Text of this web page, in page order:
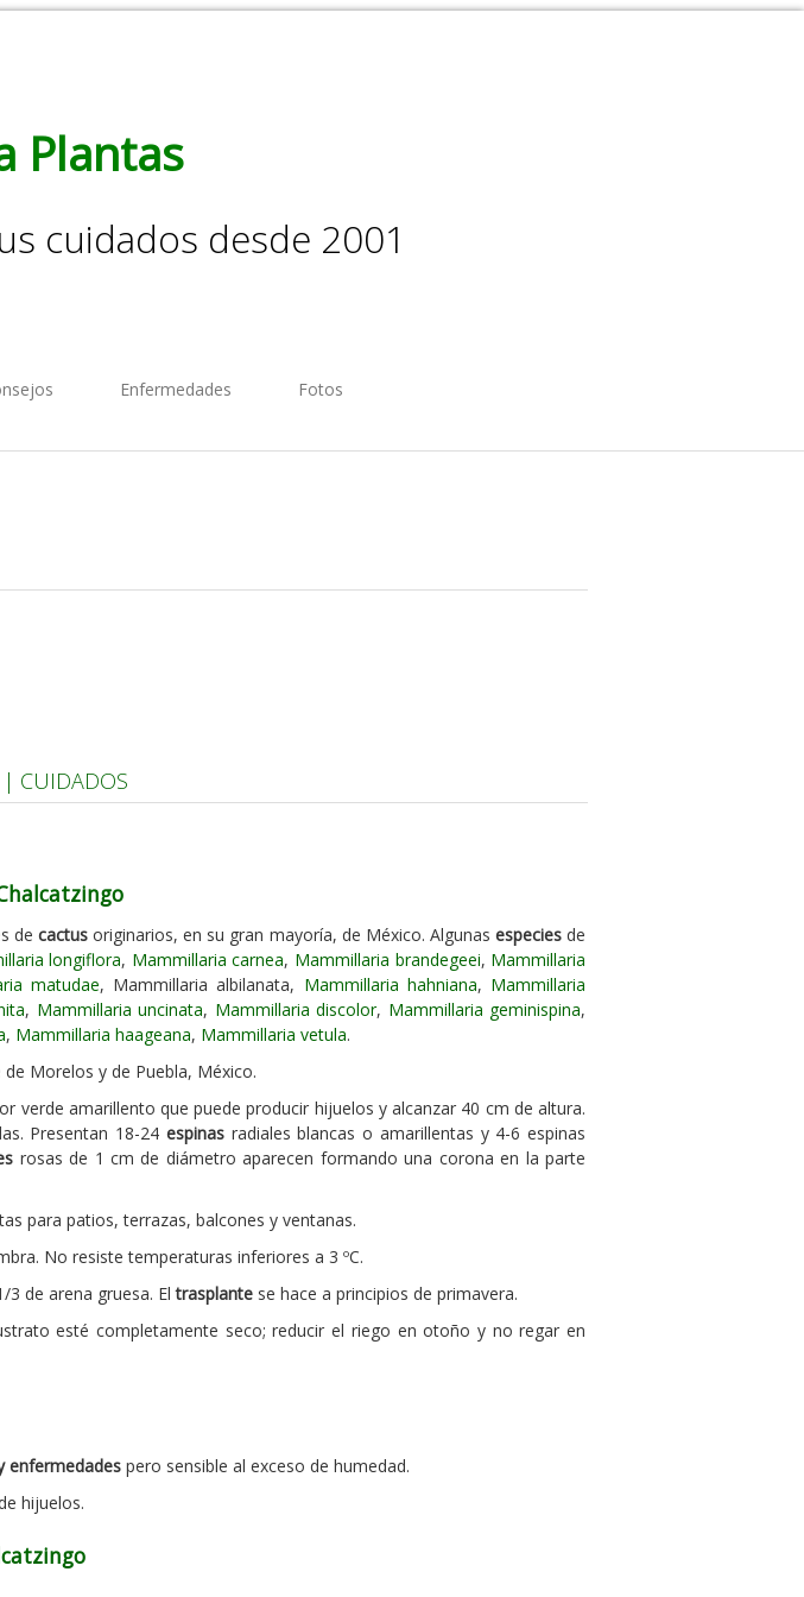
Plantas
cuidados desde 2001
Enfermedades Fotos
| CUIDADOS
decactus originarios, en su gran mayoría, de México. Algunas especiesde
longiflora, Mammillaria carnea, Mammillaria brandegeei, Mammillaria
matudae, Mammillaria albilanata, Mammillaria hahniana, Mammillaria
, Mammillaria uncinata, Mammillaria discolor, Mammillaria geminispina,
, Mammillaria haageana, Mammillaria vetula.
Morelos y de Puebla, México.
verde amarillento que puede producir hijuelos y alcanzar 40 cm de altura.
Presentan 18-24 espinasradiales blancas o amarillentas y 4-6 espinas
rosas de 1 cm de diámetro aparecen formando una corona en la parte
para patios, terrazas, balcones y ventanas.
No resiste temperaturas inferiores a 3 ºC.
3 de arena gruesa. Eltrasplante se hace a principios de primavera.
esté completamente seco; reducir el riego en otoño y no regar en
enfermedades pero sensible al exceso de humedad.
hijuelos.